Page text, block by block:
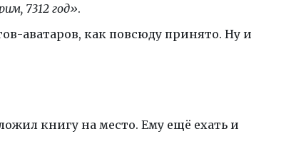
7312 год».
аватаров, как повсюду принято. Ну и
книгу на место. Ему ещё ехать и